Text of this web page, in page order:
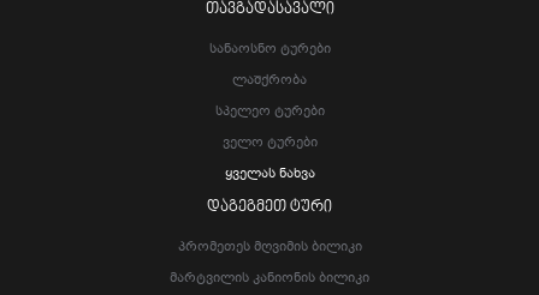
ᲗᲐᲕᲒᲐᲓᲐᲡᲐᲕᲐᲚᲘ
Სანაოსნო Ტურები
Ლაშქრობა
Სპელეო Ტურები
Ველო Ტურები
Ყველას Ნახვა
ᲓᲐᲒᲔᲒᲛᲔᲗ ᲢᲣᲠᲘ
Პრომეთეს Მღვიმის Ბილიკი
Მარტვილის Კანიონის Ბილიკი